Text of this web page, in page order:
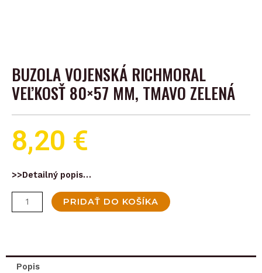
BUZOLA VOJENSKÁ RICHMORAL
VEĽKOSŤ 80×57 MM, TMAVO ZELENÁ
8,20 €
>>Detailný popis…
množstvo
Buzola
veľkosť
PRIDAŤ DO KOŠÍKA
Popis